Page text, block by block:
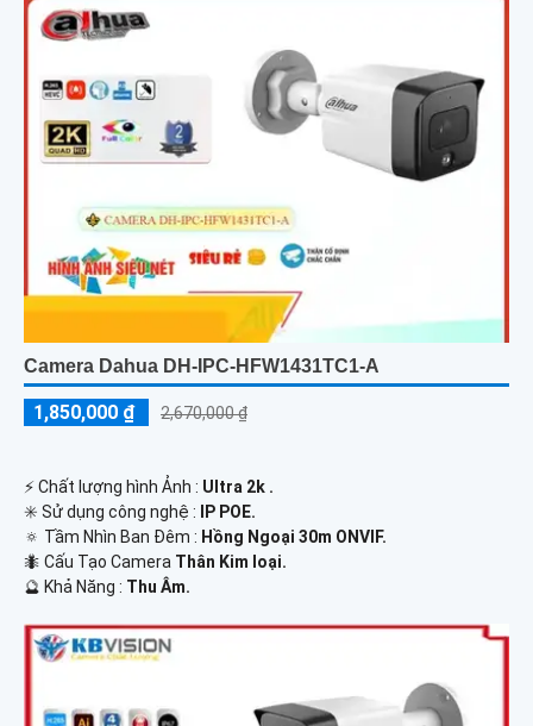
Camera Dahua DH-IPC-HFW1431TC1-A
1,850,000 ₫ 2,670,000 ₫
️⚡ Chất lượng hình Ảnh : Ultra 2k .
✳️ Sử dụng công nghệ : IP POE.
🔅 Tầm Nhìn Ban Đêm : Hồng Ngoại 30m ONVIF.
🐜 Cấu Tạo Camera Thân Kim loại.
️🔮 Khả Năng : Thu Âm.